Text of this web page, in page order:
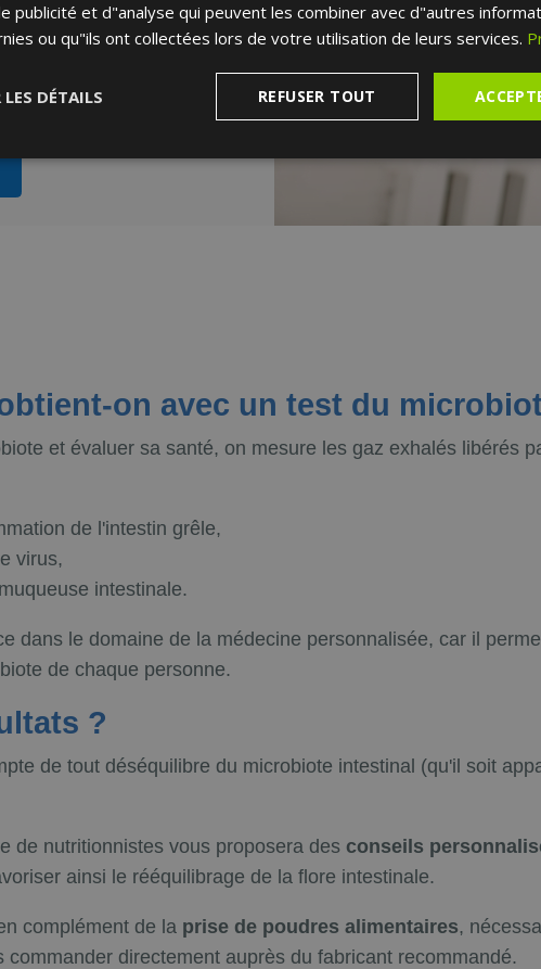
vous propose un
microbiote et
santé.
on avec un test du
et évaluer sa santé, on mesure les gaz exhalés libérés
de l'intestin grêle,
virus,
intestinale.
dans le domaine de la médecine personnalisée, car il
de chaque personne.
?
de tout déséquilibre du microbiote intestinal (qu'il soit
de nutritionnistes vous proposera des conseils
ainsi le rééquilibrage de la flore intestinale.
complément de la prise de poudres alimentaires,
directement auprès du fabricant recommandé.
publicité et d"analyse qui peuvent les combiner avec d"autres
ou qu"ils ont collectées lors de votre utilisation de leurs services.
REFUSER TOUT
LES DÉTAILS